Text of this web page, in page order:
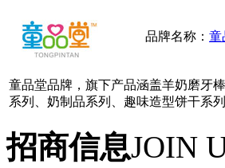
品牌名称： 童
童品堂品牌，旗下产品涵盖羊奶磨牙
系列、奶制品系列、趣味造型饼干系
招商信息JOIN